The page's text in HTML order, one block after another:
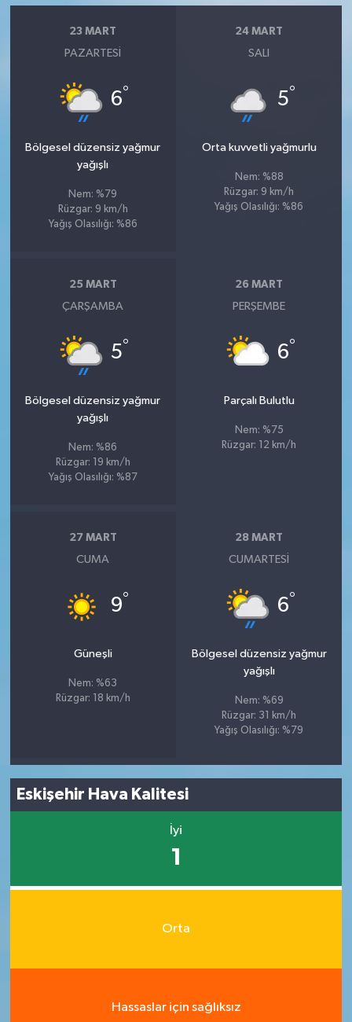
23 MART
PAZARTESI
6°
Bölgesel düzensiz yağmur
yağışlı
Nem: %79
Rüzgar: 9 km/h
Yağış Olasılığı: %86
24 MART
SALI
5°
Orta kuvvetli yağmurlu
Nem: %88
Rüzgar: 9 km/h
Yağış Olasılığı: %86
25 MART
ÇARŞAMBA
5°
Bölgesel düzensiz yağmur
yağışlı
Nem: %86
Rüzgar: 19 km/h
Yağış Olasılığı: %87
26 MART
PERŞEMBE
6°
Parçalı Bulutlu
Nem: %75
Rüzgar: 12 km/h
27 MART
CUMA
9°
Güneşli
Nem: %63
Rüzgar: 18 km/h
28 MART
CUMARTESI
6°
Bölgesel düzensiz yağmur
yağışlı
Nem: %69
Rüzgar: 31 km/h
Yağış Olasılığı: %79
Eskişehir Hava Kalitesi
İyi
1
Orta
Hassaslar için sağlıksız